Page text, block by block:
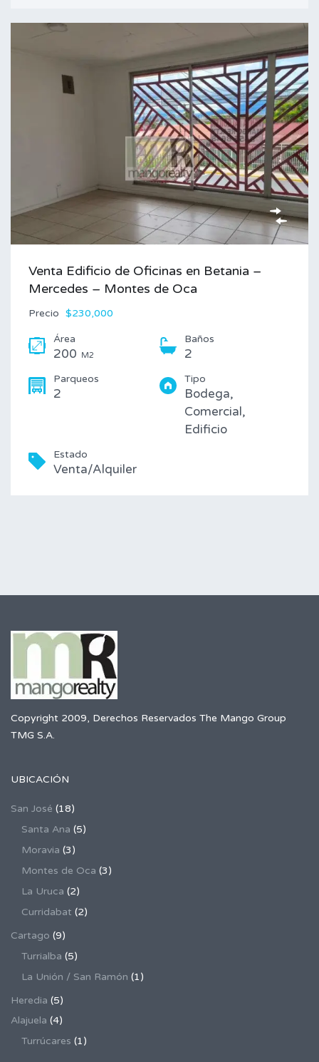
Venta Edificio de Oficinas en Betania –
Mercedes – Montes de Oca
Precio $230,000
Área
200 M2
Baños
2
Parqueos
2
Tipo
Bodega,
Comercial,
Edificio
Estado
Venta/Alquiler
Copyright 2009, Derechos Reservados The Mango Group
TMG S.A.
UBICACIÓN
San José (18)
Santa Ana (5)
Moravia (3)
Montes de Oca (3)
La Uruca (2)
Curridabat (2)
Cartago (9)
Turrialba (5)
La Unión / San Ramón (1)
Heredia (5)
Alajuela (4)
Turrúcares (1)